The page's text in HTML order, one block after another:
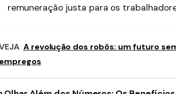
remuneração justa para os
A revolução dos robôs: um futuro
empregos